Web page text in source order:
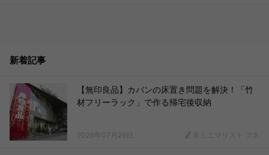
新着記事
【無印良品】カバンの床置き問題を解決！「竹
材フリーラック」で作る帰宅後収納
2026年07月26日 非ミニマリスト フネ